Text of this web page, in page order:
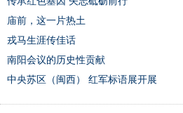
庙前，这一片热土
戎马生涯传佳话
南阳会议的历史性贡献
中央苏区（闽西） 红军标语展开展